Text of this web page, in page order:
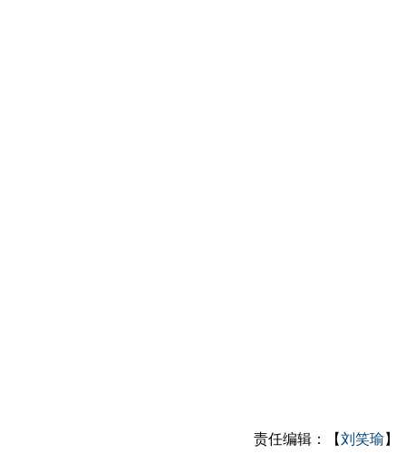
责任编辑：【刘笑瑜 】